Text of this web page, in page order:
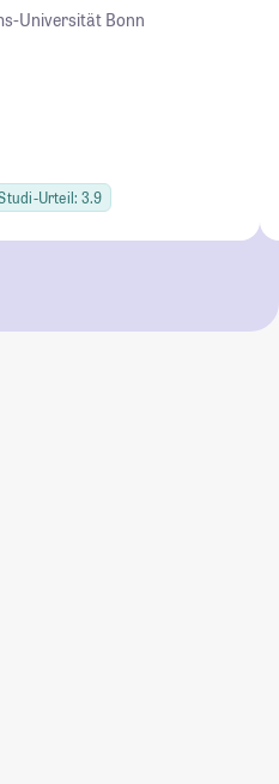
Universität Bonn
Urteil: 3.9